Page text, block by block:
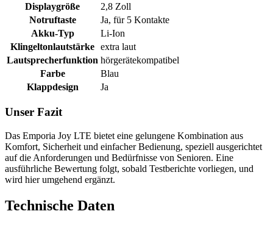
Displaygröße
2,8 Zoll
Notruftaste
Ja, für 5 Kontakte
Akku-Typ
Li-Ion
Klingeltonlautstärke extra laut
Lautsprecherfunktion hörgerätekompatibel
Farbe
Blau
Klappdesign
Ja
Unser Fazit
Das Emporia Joy LTE bietet eine gelungene Kombination aus
Komfort, Sicherheit und einfacher Bedienung, speziell ausgerichtet
auf die Anforderungen und Bedürfnisse von Senioren. Eine
ausführliche Bewertung folgt, sobald Testberichte vorliegen, und
wird hier umgehend ergänzt.
Technische Daten